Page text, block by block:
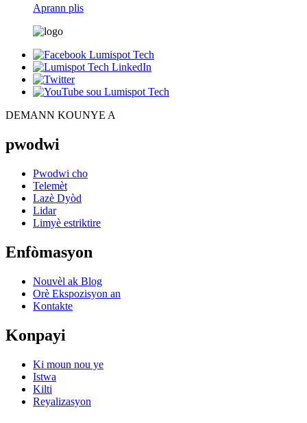
Aprann plis
DEMANN KOUNYE A
pwodwi
Pwodwi cho
Telemèt
Lazè Dyòd
Lidar
Limyè estriktire
Enfòmasyon
Nouvèl ak Blog
Orè Ekspozisyon an
Kontakte
Konpayi
Ki moun nou ye
Istwa
Kilti
Reyalizasyon